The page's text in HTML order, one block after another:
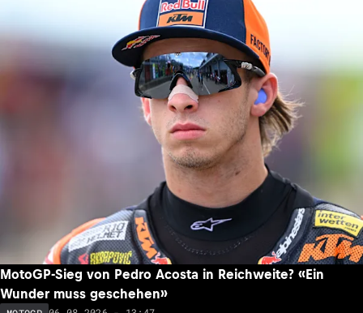
MotoGP-Sieg von Pedro Acosta in Reichweite? «Ein
Wunder muss geschehen»